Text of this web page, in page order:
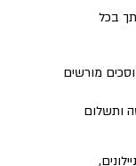
בכל
מורשים
ותשלום